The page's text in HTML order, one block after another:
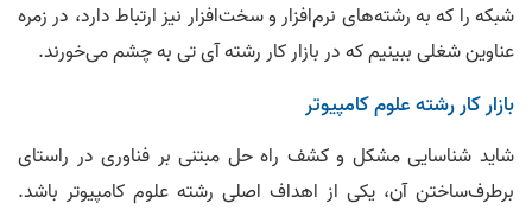
شبکه را که به رشته‌های نرم‌افزار و سخت‌افزار نیز ارتباط دارد، در زمره
عناوین شغلی ببینیم که در بازار کار رشته آی تی به چشم می‌خورند.
بازار کار رشته علوم کامپیوتر
شاید شناسایی مشکل و کشف راه حل مبتنی بر فناوری در راستای
برطرف‌ساختن آن، یکی از اهداف اصلی رشته علوم کامپیوتر باشد.